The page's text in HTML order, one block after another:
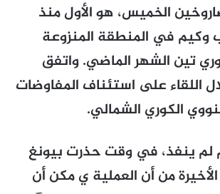
الخميس، هو الأول منذ
وكيم في المنطقة المنزوعة
تين الشهر الماضي. واتفق
اللقاء على استئناف المفاوضات
الكوري الشمالي.
لم ينفذ، في وقت حذرت بيونغ
من أن العملية ي مكن أن